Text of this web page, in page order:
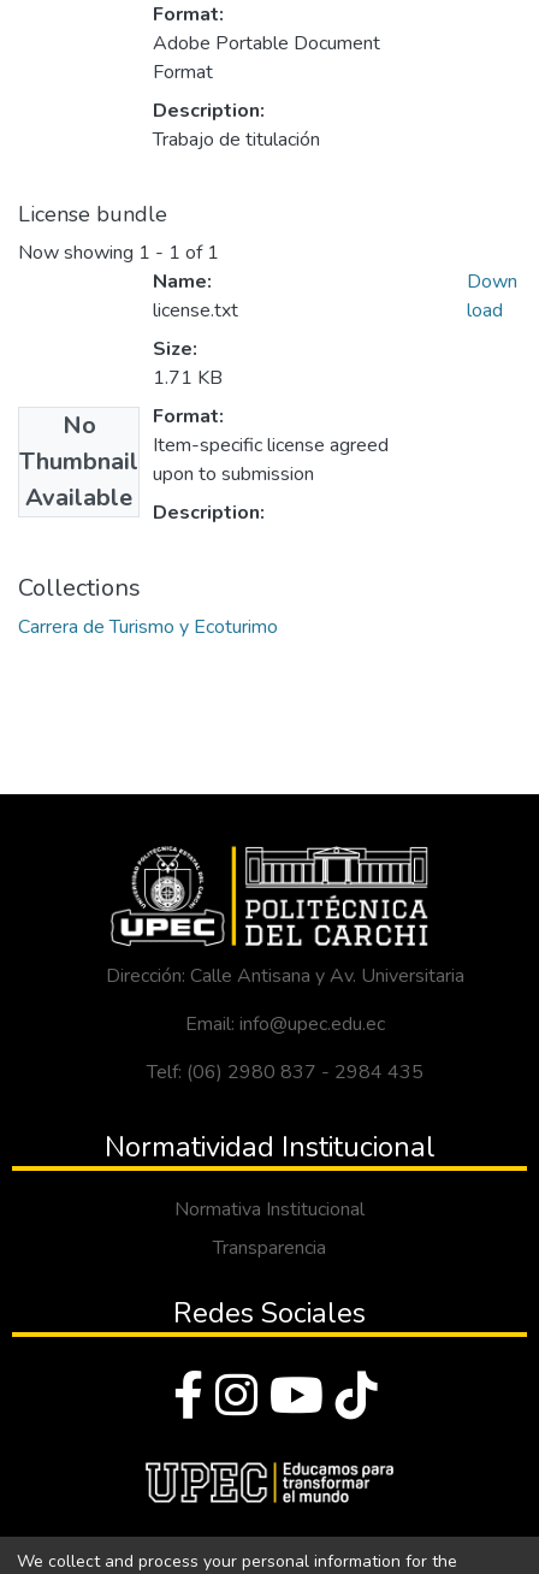
Format:
Adobe Portable Document
Format
Description:
Trabajo de titulación
License bundle
Now showing 1 - 1 of 1
No
Thumbnail
Available
Name:
license.txt
Size:
1.71 KB
Format:
Item-specific license agreed
upon to submission
Description:
Down
load
Collections
Carrera de Turismo y Ecoturimo
Dirección: Calle Antisana y Av. Universitaria
Email: info@upec.edu.ec
Telf: (06) 2980 837 - 2984 435
Normatividad Institucional
Normativa Institucional
Transparencia
Redes Sociales
We collect and process your personal information for the